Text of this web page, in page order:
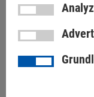
Crestron
DMC-HD-
DVI-7x